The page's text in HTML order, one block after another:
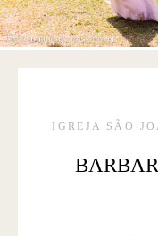
IGREJA SÃO